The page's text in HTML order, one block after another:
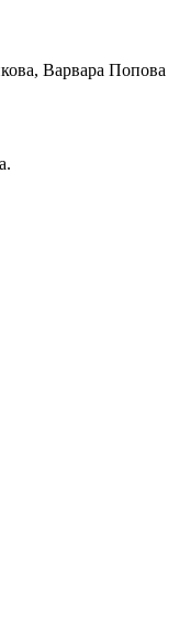
Варвара Попова